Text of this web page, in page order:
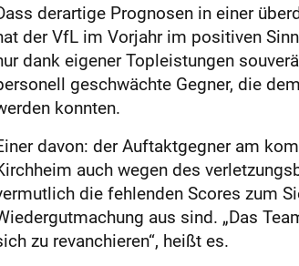
derartige Prognosen in einer
der VfL im Vorjahr im positiven
dank eigener Topleistungen
geschwächte Gegner, die
konnten.
davon: der Auftaktgegner am
auch wegen des
die fehlenden Scores zum
aus sind. „Das
zu revanchieren“, heißt es.